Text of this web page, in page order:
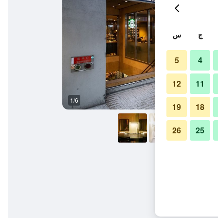
1/6
ج س
4
5
11
12
18
19
25
26